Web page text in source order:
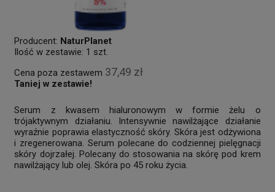
Producent: NaturPlanet
Ilość w zestawie: 1 szt.
Cena poza zestawem 37,49 zł
Taniej w zestawie!
Serum z kwasem hialuronowym w formie żelu o
trójaktywnym działaniu. Intensywnie nawilżające działanie
wyraźnie poprawia elastyczność skóry. Skóra jest odżywiona
i zregenerowana. Serum polecane do codziennej pielęgnacji
skóry dojrzałej. Polecany do stosowania na skórę pod krem
nawilżający lub olej. Skóra po 45 roku życia.